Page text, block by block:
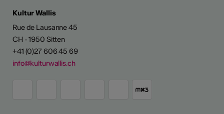
Kultur Wallis
Rue de Lausanne 45
CH - 1950 Sitten
+41 (0)27 606 45 69
info@kulturwallis.ch